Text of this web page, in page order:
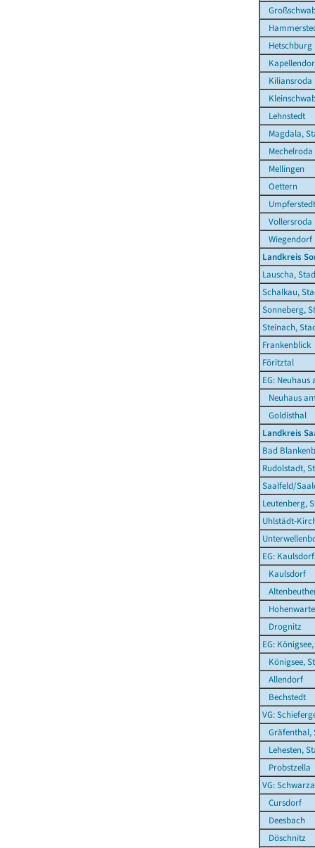
Hetschburg
Kiliansroda
Lehnstedt
Magdala,
Mechelroda
Mellingen
Oettern
Umpferstedt
Vollersroda
Wiegendorf
Landkreis
Lauscha,
Schalkau,
Sonneberg,
Steinach,
Frankenblick
Föritztal
EG: Neuhaus
Neuhaus
Goldisthal
Landkreis
Bad
Rudolstadt,
Saalfeld/
Leutenberg,
Uhlstädt-
EG: Kaulsdorf
Kaulsdorf
Hohenwarte
Drognitz
EG:
Königsee,
Allendorf
Bechstedt
VG:
Gräfenthal,
Lehesten,
Probstzella
VG:
Cursdorf
Deesbach
Döschnitz